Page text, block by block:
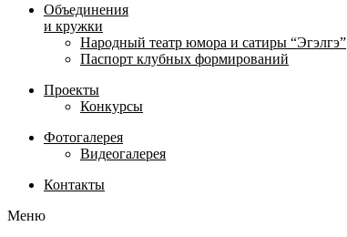
Объединения
и кружки
Народный театр юмора и сатиры “Эгэлгэ”
Паспорт клубных формирований
Проекты
Конкурсы
Фотогалерея
Видеогалерея
Контакты
Меню